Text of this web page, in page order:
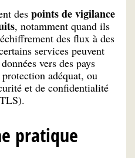
des points de vigilance
, notamment quand ils
des flux à des
services peuvent
vers des pays
adéquat, ou
et de confidentialité
pratique